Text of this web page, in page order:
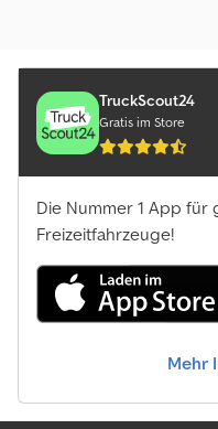
TruckScout24
Gratis im Store
Die Nummer 1 App
Freizeitfahrzeuge!
Mehr